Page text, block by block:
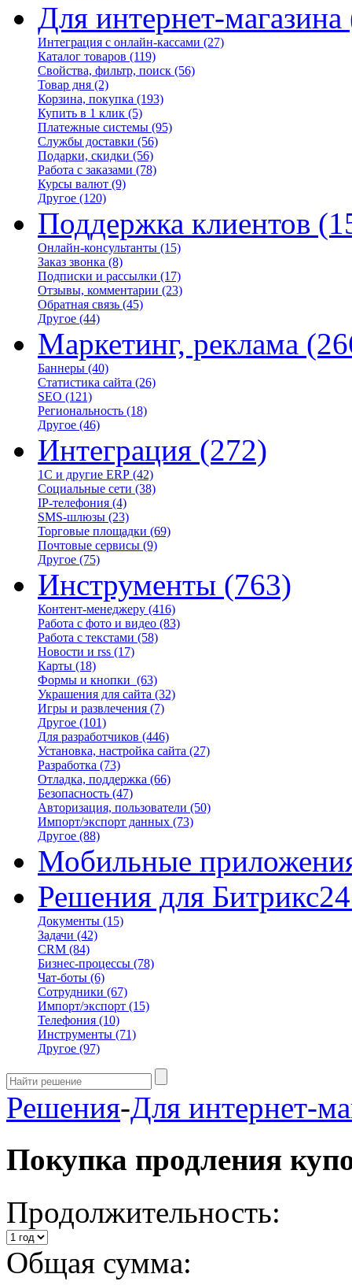
Для интернет-магазина
Интеграция с онлайн-кассами (27)
Каталог товаров (119)
Свойства, фильтр, поиск (56)
Товар дня (2)
Корзина, покупка (193)
Купить в 1 клик (5)
Платежные системы (95)
Службы доставки (56)
Подарки, скидки (56)
Работа с заказами (78)
Курсы валют (9)
Другое (120)
Поддержка клиентов
Онлайн-консультанты (15)
Заказ звонка (8)
Подписки и рассылки (17)
Отзывы, комментарии (23)
Обратная связь (45)
Другое (44)
Маркетинг, реклама
Баннеры (40)
Статистика сайта (26)
SEO (121)
Региональность (18)
Другое (46)
Интеграция (272)
1С и другие ERP (42)
Социальные сети (38)
IP-телефония (4)
SMS-шлюзы (23)
Торговые площадки (69)
Почтовые сервисы (9)
Другое (75)
Инструменты (763)
Контент-менеджеру (416)
Работа с фото и видео (83)
Работа с текстами (58)
Новости и rss (17)
Карты (18)
Формы и кнопки (63)
Украшения для сайта (32)
Игры и развлечения (7)
Другое (101)
Для разработчиков (446)
Установка, настройка сайта (27)
Разработка (73)
Отладка, поддержка (66)
Безопасность (47)
Авторизация, пользователи (50)
Импорт/экспорт данных (73)
Другое (88)
Мобильные
Решения для Битрикс24
Документы (15)
Задачи (42)
CRM (84)
Бизнес-процессы (78)
Чат-боты (6)
Сотрудники (67)
Импорт/экспорт (15)
Телефония (10)
Инструменты (71)
Другое (97)
Решения-Для интернет-
Покупка продления
Продолжительность:
Общая сумма: